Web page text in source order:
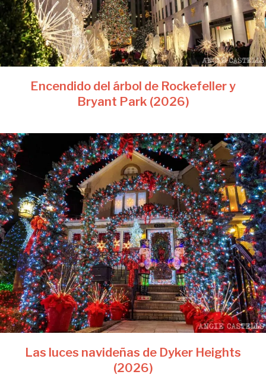
Encendido del árbol de Rockefeller y
Bryant Park (2026)
Las luces navideñas de Dyker Heights
(2026)